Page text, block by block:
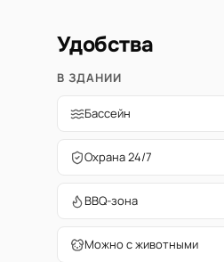
Удобства
В ЗДАНИИ
Бассейн
Охрана 24/7
BBQ-зона
Можно с животными